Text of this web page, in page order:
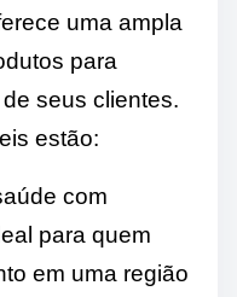
uma ampla
para
seus clientes.
estão:
com
para quem
em uma região